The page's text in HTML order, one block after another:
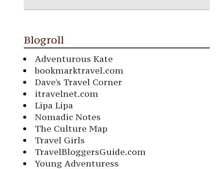
Blogroll
Adventurous Kate
bookmarktravel.com
Dave's Travel Corner
itravelnet.com
Lipa Lipa
Nomadic Notes
The Culture Map
Travel Girls
TravelBloggersGuide.com
Young Adventuress